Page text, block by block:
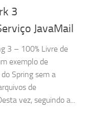
3
JavaMail
3 – 100% Livre de
exemplo de
Spring sem a
de
vez, seguindo a...